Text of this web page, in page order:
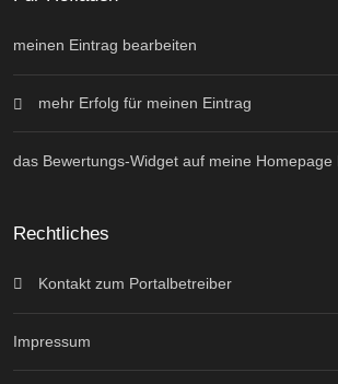
meinen Eintrag bearbeiten
mehr Erfolg für meinen Eintrag
das Bewertungs-Widget auf meine Homepage
Rechtliches
Kontakt zum Portalbetreiber
Impressum